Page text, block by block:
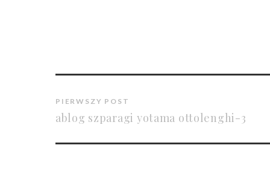
PIERWSZY POST
ablog szparagi yotama ottolenghi-3